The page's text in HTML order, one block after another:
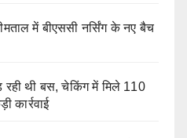
में बीएससी नर्सिंग के नए बैच
रही थी बस, चेकिंग में मिले 110
कार्रवाई